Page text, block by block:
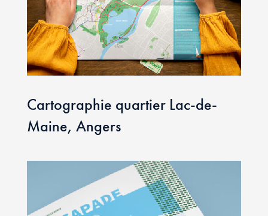
Cartographie quartier Lac-de-
Maine, Angers